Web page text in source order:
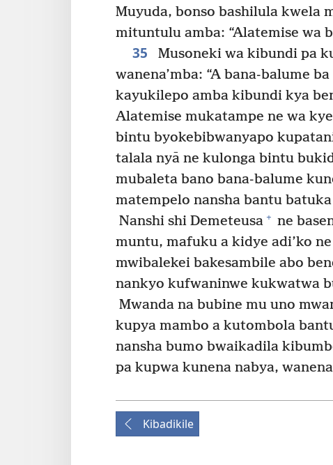
Muyuda, bonso bashilula kwela
mituntulu amba: “Alatemise wa
35
Musoneki wa kibundi pa
wanena’mba: “A bana-balume
kayukilepo amba kibundi kya
Alatemise mukatampe ne wa
bintu byokebibwanyapo
talala nyā ne kulonga bintu
mubaleta bano bana-balume
matempelo nansha bantu
Nanshi shi Demeteusa + ne
muntu, mafuku a kidye adi’ko
mwibalekei bakesambile abo
nankyo kufwaninwe kukwatwa
Mwanda na bubine mu uno
kupya mambo a kutombola
nansha bumo bwaikadila
pa kupwa kunena nabya,
Kibadikile